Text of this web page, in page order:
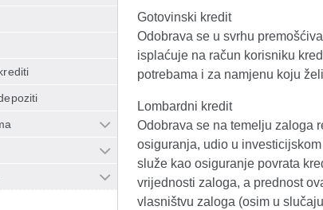
Gotovinski kredit
Odobrava se u svrhu
isplaćuje na račun korisniku
potrebama i za namjenu koju
Lombardni kredit
Odobrava se na temelju zaloga
osiguranja, udio u
služe kao osiguranje povrata
vrijednosti zaloga, a prednost
vlasništvu zaloga (osim u